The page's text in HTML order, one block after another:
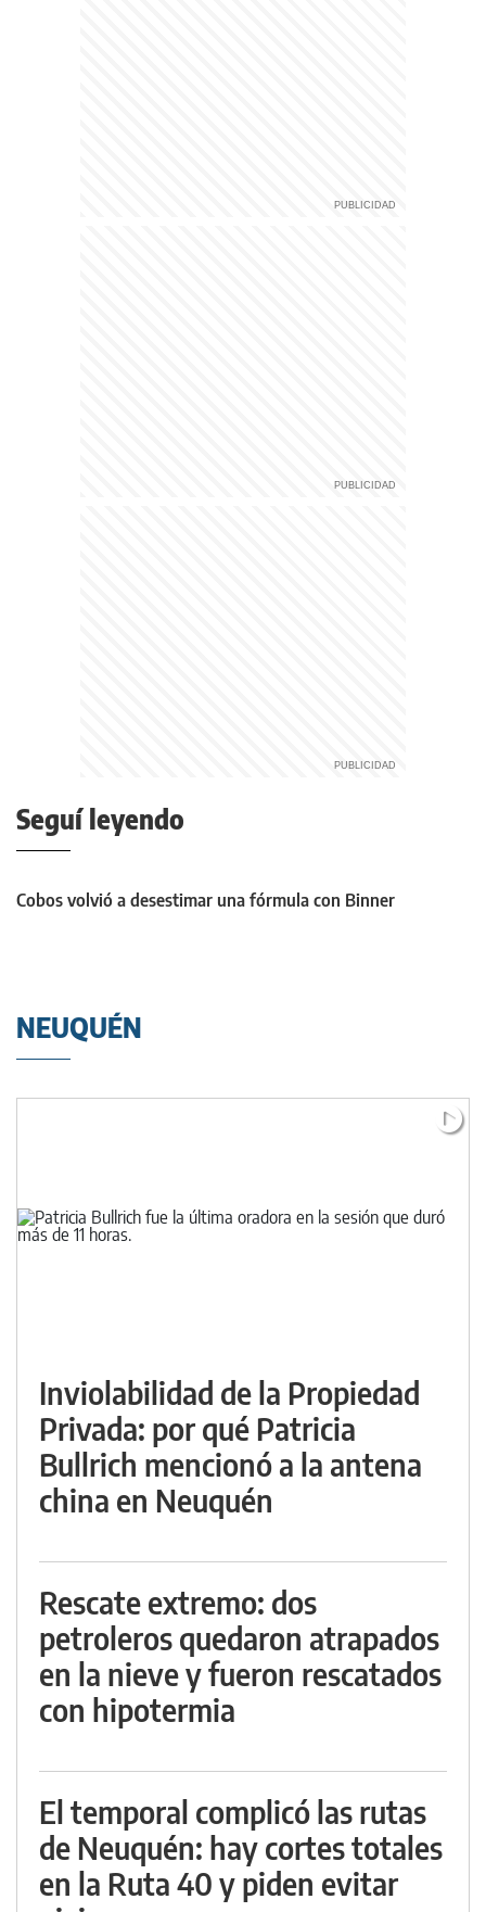
Seguí leyendo
Cobos volvió a desestimar una fórmula con Binner
NEUQUÉN
Inviolabilidad de la Propiedad
Privada: por qué Patricia
Bullrich mencionó a la antena
china en Neuquén
Rescate extremo: dos
petroleros quedaron atrapados
en la nieve y fueron rescatados
con hipotermia
El temporal complicó las rutas
de Neuquén: hay cortes totales
en la Ruta 40 y piden evitar